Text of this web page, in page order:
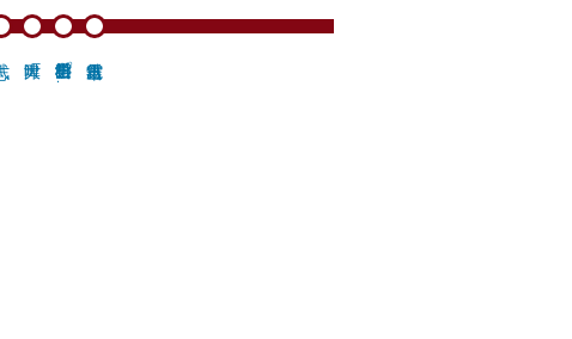
出雲科学館パー…